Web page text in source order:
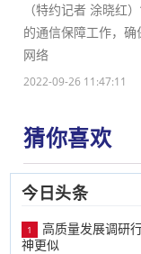
（特约记者 涂晓红
的通信保障工作，
网络
2022-09-26 11:47:11
猜你喜欢
今日头条
1
高质量发展调研
神更似